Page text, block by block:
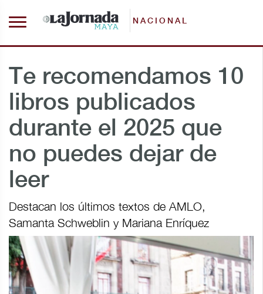
NACIONAL
Te recomendamos 10
libros publicados
durante el 2025 que
no puedes dejar de
leer
Destacan los últimos textos de AMLO,
Samanta Schweblin y Mariana Enríquez